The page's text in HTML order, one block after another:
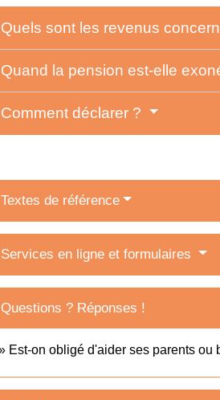
Quels sont les revenus
Quand la pension est-elle
Comment déclarer ?
Textes de référence
Services en ligne et formulaires
Questions ? Réponses !
Est-on obligé d'aider ses parents